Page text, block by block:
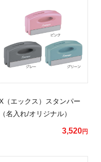
（エックス）スタンパー
（名入れ/オリジナル）
3,520円